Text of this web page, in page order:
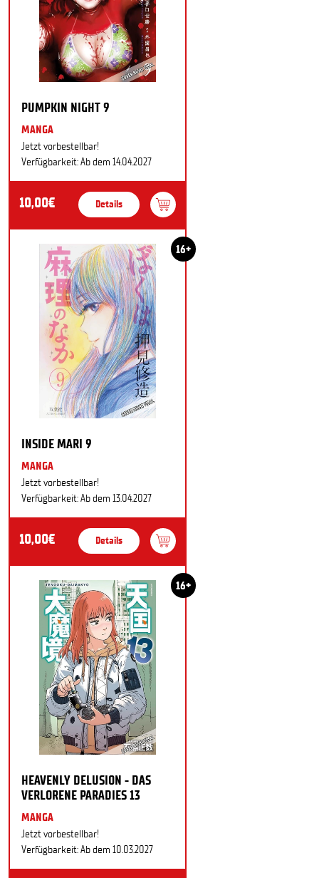
PUMPKIN NIGHT 9
MANGA
Jetzt vorbestellbar!
Verfügbarkeit: Ab dem 14.04.2027
10,00€ Details
16+
INSIDE MARI 9
MANGA
Jetzt vorbestellbar!
Verfügbarkeit: Ab dem 13.04.2027
10,00€ Details
16+
HEAVENLY DELUSION - DAS
VERLORENE PARADIES 13
MANGA
Jetzt vorbestellbar!
Verfügbarkeit: Ab dem 10.03.2027